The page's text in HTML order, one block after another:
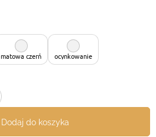
matowa czerń ocynkowanie
Dodaj do koszyka